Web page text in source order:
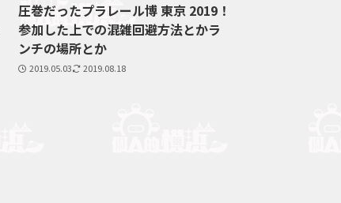
圧巻だったプラレール博 東京 2019！
参加した上での混雑回避方法とかラ
ンチの場所とか
2019.05.03 2019.08.18